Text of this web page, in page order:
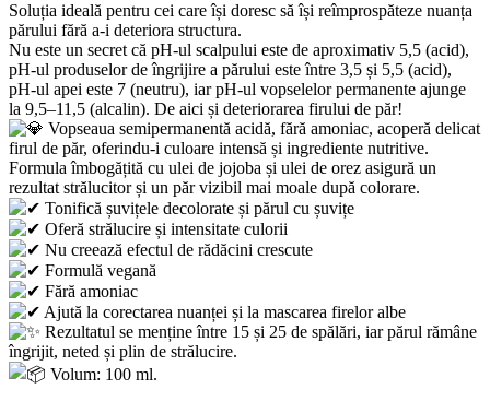
Soluția ideală pentru cei care își doresc să își reîmprospăteze nuanța
părului fără a-i deteriora structura.
Nu este un secret că pH-ul scalpului este de aproximativ 5,5 (acid),
pH-ul produselor de îngrijire a părului este între 3,5 și 5,5 (acid),
pH-ul apei este 7 (neutru), iar pH-ul vopselelor permanente ajunge
la 9,5–11,5 (alcalin). De aici și deteriorarea firului de păr!
Vopseaua semipermanentă acidă, fără amoniac, acoperă delicat
firul de păr, oferindu-i culoare intensă și ingrediente nutritive.
Formula îmbogățită cu ulei de jojoba și ulei de orez asigură un
rezultat strălucitor și un păr vizibil mai moale după colorare.
Tonifică șuvițele decolorate și părul cu șuvițe
Oferă strălucire și intensitate culorii
Nu creează efectul de rădăcini crescute
Formulă vegană
Fără amoniac
Ajută la corectarea nuanței și la mascarea firelor albe
Rezultatul se menține între 15 și 25 de spălări, iar părul rămâne
îngrijit, neted și plin de strălucire.
Volum: 100 ml.